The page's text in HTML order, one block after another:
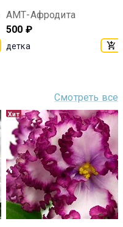
АМТ-Афродита
500 ₽
детка
Смотреть все
Хит